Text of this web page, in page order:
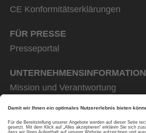
CE Konformitätserklärungen
FÜR PRESSE
Presseportal
UNTERNEHMENS­INFORMATION
Mission und Verantwortung